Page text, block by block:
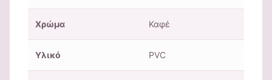
Χρώμα Καφέ
Υλικό PVC